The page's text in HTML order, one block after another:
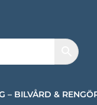
– BILVÅRD &